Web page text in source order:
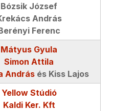
Bózsik József
András
Ferenc
Mátyus Gyula
Simon Attila
András és Kiss Lajos
Yellow Stúdió
Kaldi Ker. Kft